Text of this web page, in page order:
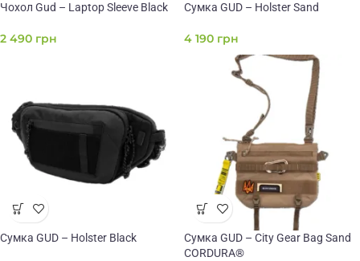
Чохол Gud – Laptop Sleeve Black
2 490 грн
Сумка GUD – Holster Sand
4 190 грн
Сумка GUD – Holster Black
Сумка GUD – City Gear Bag Sand
CORDURA®